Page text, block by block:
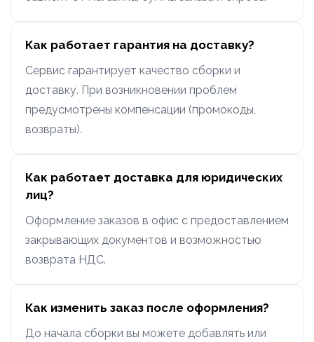
Как работает гарантия на доставку?
Сервис гарантирует качество сборки и
доставку. При возникновении проблем
предусмотрены компенсации (промокоды,
возвраты).
Как работает доставка для юридических
лиц?
Оформление заказов в офис с предоставлением
закрывающих документов и возможностью
возврата НДС.
Как изменить заказ после оформления?
До начала сборки вы можете добавлять или